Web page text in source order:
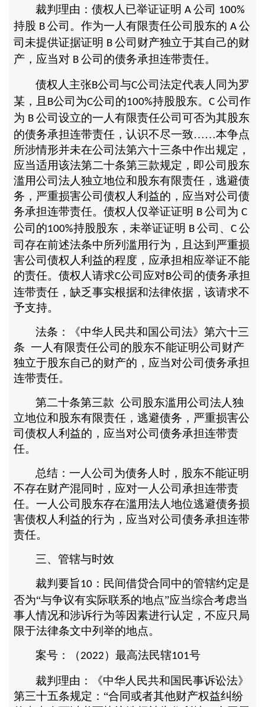
裁判理由：债权人已举证证明 A公司 100%
持股 B公司。作为一人有限责任公司股东的A公
司未提供证据证明 B公司财产独立于其自己的财
产，应当对 B公司的债务承担连带责任。
债权人主张 B公司与C公司法定代表人同为罗
某，且 B公司为C公司的100%持股股东。C公司作
为 B公司设立的一人有限责任公司可否为其股东
的债务承担连带责任，认识不尽一致……本争点
所涉情形并未在公司法第六十三条中作出规定，
应当适用该法第二十条第三款规定，即公司股东
滥用公司法人独立地位和股东有限责任，逃避债
务，严重损害公司债权人利益的，应当对公司债
务承担连带责任。债权人仅举证证明 B公司为C
公司的100%持股股东，未举证证明 B公司、C公
司存在前述法条中所列滥用行为，且达到严重损
害公司债权人利益的程度，应承担相应举证不能
的责任。债权人请求C公司应对B公司的债务承担
连带责任，缺乏事实根据和法律依据，该请求不
予支持。
法条：《中华人民共和国公司法》第六十三
条 一人有限责任公司的股东不能证明公司财产
独立于股东自己的财产的，应当对公司债务承担
连带责任。
第二十条第三款 公司股东滥用公司法人独
立地位和股东有限责任，逃避债务，严重损害公
司债权人利益的，应当对公司债务承担连带责
任。
总结：一人公司为债务人时，股东不能证明
不存在财产混同时，应对一人公司承担连带责
任。一人公司股东存在滥用法人地位逃避债务损
害债权人利益的行为，应当对公司债务承担连带
责任。
三、管辖与时效
裁判要旨10 ：民间借贷合同中的管辖约定是
否为“与争议有实际联系的地点”应当综合考虑当
事人情况和涉诉行为等因素进行认定，不应只局
限于法律条文中列举的地点。
案号：（2022 ）最高法民辖101号
裁判理由：《中华人民共和国民事诉讼法》
第三十五条规定： “合同或者其他财产权益纠纷